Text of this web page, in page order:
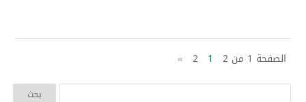
الصفحة 1 من 2 1
2
»